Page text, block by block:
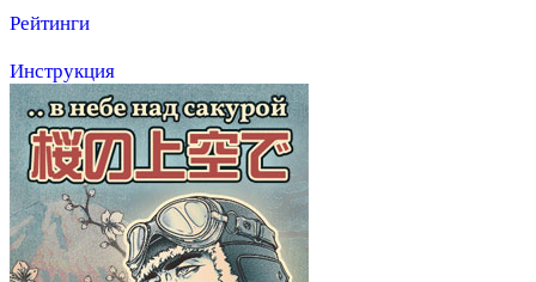
Рейтинги
Инструкция